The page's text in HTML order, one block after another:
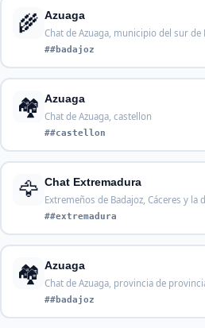
🌾 Azuaga
Chat de Azuaga, municipio del sur de
##badajoz
🏘️ Azuaga
Chat de Azuaga, castellon
##castellon
🦅 Chat Extremadura
Extremeños de Badajoz, Cáceres y
##extremadura
🏘️ Azuaga
Chat de Azuaga, provincia de
##badajoz